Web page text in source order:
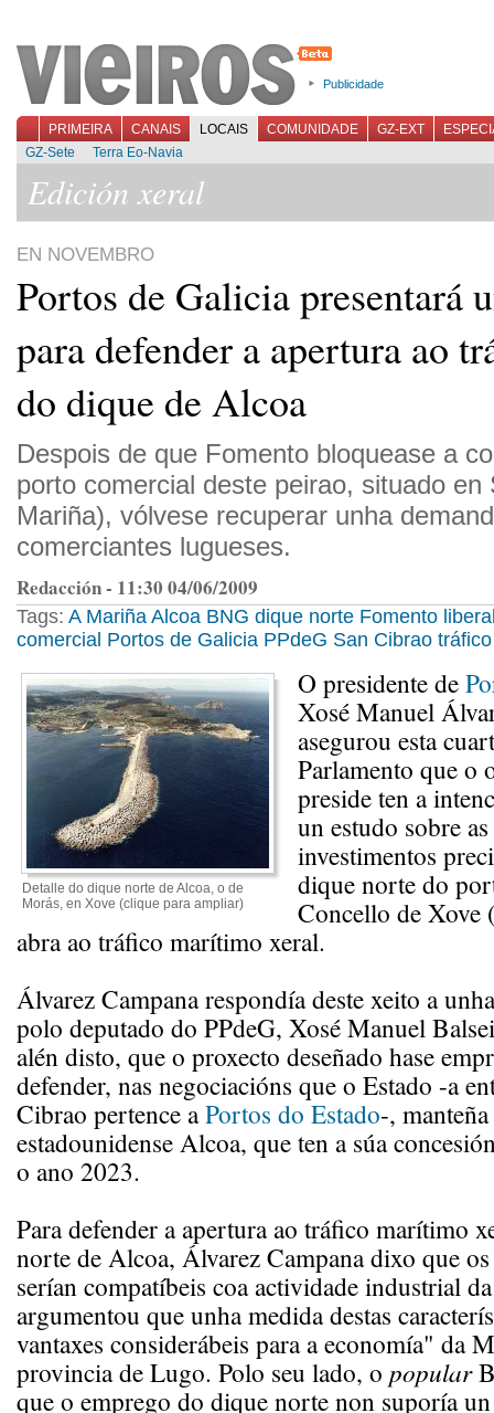
Publicidade
PRIMEIRA CANAIS LOCAIS COMUNIDADE GZ-EXT
GZ-Sete
Terra Eo-Navia
Edición xeral
EN NOVEMBRO
Portos de Galicia presentará
para defender a apertura ao
do dique de Alcoa
Despois de que Fomento bloquease a
porto comercial deste peirao, situado en
Mariña), vólvese recuperar unha
comerciantes lugueses.
Redacción - 11:30 04/06/2009
Tags: A Mariña Alcoa BNG dique norte Fomento
comercial Portos de Galicia PPdeG San Cibrao
Detalle do dique norte de Alcoa, o de
Morás, en Xove (clique para ampliar)
O presidente de
Xosé Manuel
asegurou esta
Parlamento que o
preside ten a
un estudo sobre
investimentos
dique norte do
Concello de Xove
abra ao tráfico marítimo xeral.
Álvarez Campana respondía deste xeito a
polo deputado do PPdeG, Xosé Manuel
alén disto, que o proxecto deseñado hase
defender, nas negociacións que o Estado -a
Cibrao pertence aPortos do Estado-,
estadounidense Alcoa, que ten a súa
o ano 2023.
Para defender a apertura ao tráfico marítimo
norte de Alcoa, Álvarez Campana dixo que
serían compatíbeis coa actividade industrial
argumentou que unha medida destas
vantaxes considerábeis para a economía" da
provincia de Lugo. Polo seu lado, o popular
que o emprego do dique norte non suporía